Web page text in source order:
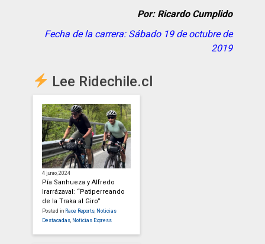
Por: Ricardo Cumplido
Fecha de la carrera: Sábado 19 de octubre de
2019
Lee Ridechile.cl
4 junio, 2024
Pía Sanhueza y Alfredo
Irarrázaval: “Patiperreando
de la Traka al Giro”
Posted in Race Reports, Noticias
Destacadas, Noticias Express